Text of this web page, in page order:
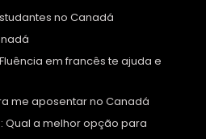
no Canadá
em francês te ajuda e
me aposentar no Canadá
Qual a melhor opção para